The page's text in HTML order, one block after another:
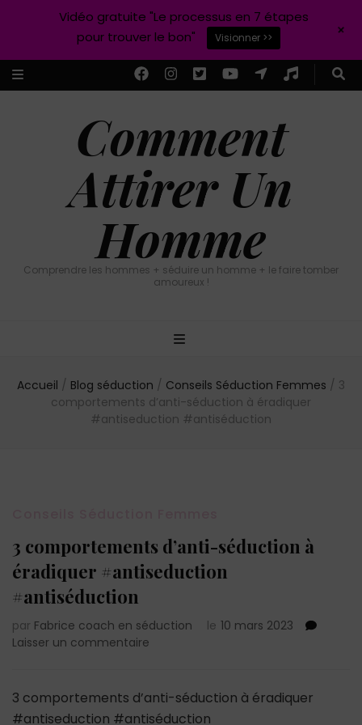
Comment
Attirer Un
Homme
Comprendre les hommes + séduire un homme + le faire tomber
amoureux !
Accueil / Blog séduction / Conseils Séduction Femmes / 3
comportements d’anti-séduction à éradiquer
#antiseduction #antiséduction
3 comportements d’anti-séduction à
éradiquer #antiseduction
#antiséduction
par Fabrice coach en séduction le 10 mars 2023
Laisser un commentaire
d’anti-
3 comportements d’anti-séduction à éradiquer
#antiseduction #antiséduction
Vidéo gratuite "Le processus en 7 étapes
pour trouver le bon"
Visionner >> +